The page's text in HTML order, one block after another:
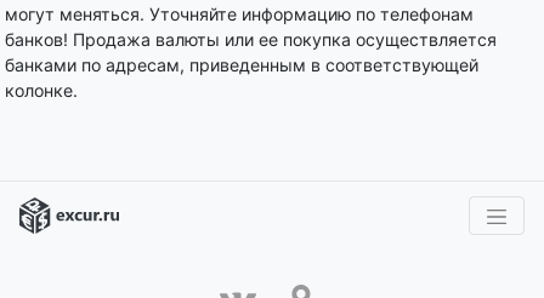
могут меняться. Уточняйте информацию по телефонам
банков! Продажа валюты или ее покупка осуществляется
банками по адресам, приведенным в соответствующей
колонке.